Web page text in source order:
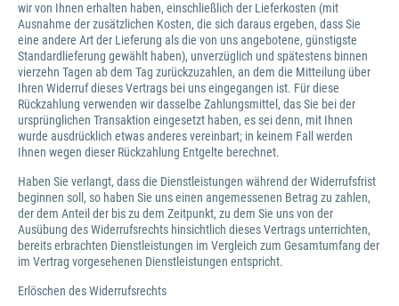
wir von Ihnen erhalten haben, einschließlich der Lieferkosten (mit
Ausnahme der zusätzlichen Kosten, die sich daraus ergeben, dass Sie
eine andere Art der Lieferung als die von uns angebotene, günstigste
Standardlieferung gewählt haben), unverzüglich und spätestens binnen
vierzehn Tagen ab dem Tag zurückzuzahlen, an dem die Mitteilung über
Ihren Widerruf dieses Vertrags bei uns eingegangen ist. Für diese
Rückzahlung verwenden wir dasselbe Zahlungsmittel, das Sie bei der
ursprünglichen Transaktion eingesetzt haben, es sei denn, mit Ihnen
wurde ausdrücklich etwas anderes vereinbart; in keinem Fall werden
Ihnen wegen dieser Rückzahlung Entgelte berechnet.
Haben Sie verlangt, dass die Dienstleistungen während der Widerrufsfrist
beginnen soll, so haben Sie uns einen angemessenen Betrag zu zahlen,
der dem Anteil der bis zu dem Zeitpunkt, zu dem Sie uns von der
Ausübung des Widerrufsrechts hinsichtlich dieses Vertrags unterrichten,
bereits erbrachten Dienstleistungen im Vergleich zum Gesamtumfang der
im Vertrag vorgesehenen Dienstleistungen entspricht.
Erlöschen des Widerrufsrechts